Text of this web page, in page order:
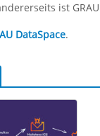
ist
DataSpace.